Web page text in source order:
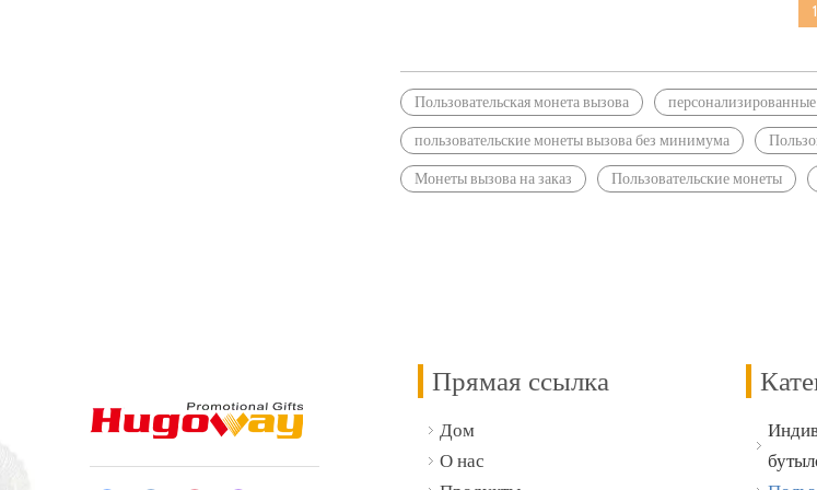
1
Пользовательская монета вызова
пользовательские монеты вызова без минимума
Монеты вызова на заказ
Пользовательские монеты
Прямая ссылка
Дом
О нас